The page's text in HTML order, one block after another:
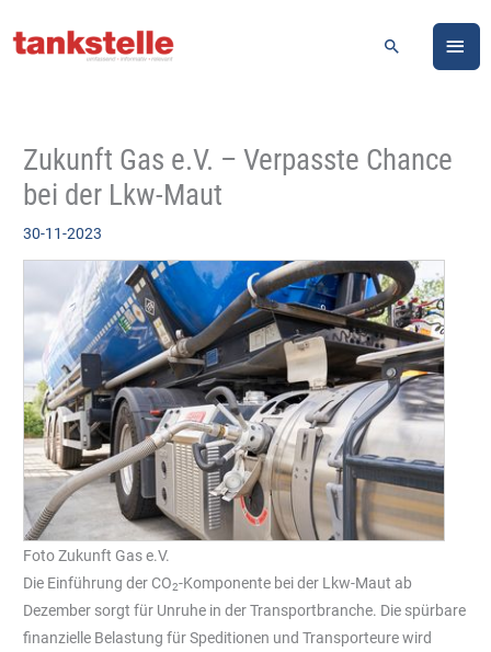
Inhalt
Suchen
Zukunft Gas e.V. – Verpasste Chance
bei der Lkw-Maut
30-11-2023
Foto Zukunft Gas e.V.
Die Einführung der CO2-Komponente bei der Lkw-Maut ab
Dezember sorgt für Unruhe in der Transportbranche. Die spürbare
finanzielle Belastung für Speditionen und Transporteure wird